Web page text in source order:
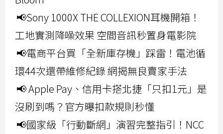
📢Sony 1000X THE COLLEXION耳機開箱！
工地實測降噪效果 空間音訊秒置身電影院
📢電商平台買「全新庫存機」踩雷！電池循
環44次還帶維修紀錄 網揭無良賣家手法
📢 Apple Pay、信用卡搭北捷「只扣1元」是
沒刷到嗎？官方曝扣款規則秒懂
📢國家級「行動斷網」演習完整指引！NCC